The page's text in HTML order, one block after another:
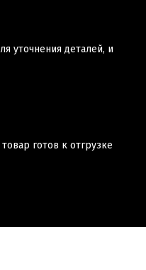
уточнения деталей, и
готов к отгрузке